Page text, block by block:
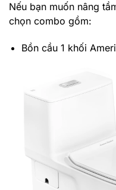
Nếu bạn muốn nâng
chọn combo gồm:
Bồn cầu 1 khối